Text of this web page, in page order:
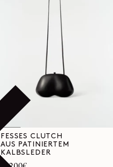
FESSES CLUTCH
AUS PATINIERTEM
KALBSLEDER